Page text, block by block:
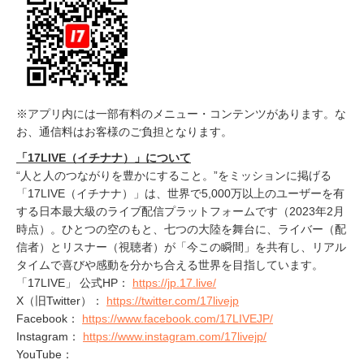
※アプリ内には一部有料のメニュー・コンテンツがあります。な
お、通信料はお客様のご負担となります。
「17LIVE（イチナナ）」について
“人と人のつながりを豊かにすること。”をミッションに掲げる
「17LIVE（イチナナ）」は、世界で5,000万以上のユーザーを有
する日本最大級のライブ配信プラットフォームです（2023年2月
時点）。ひとつの空のもと、七つの大陸を舞台に、ライバー（配
信者）とリスナー（視聴者）が「今この瞬間」を共有し、リアル
タイムで喜びや感動を分かち合える世界を目指しています。
「17LIVE」 公式HP： https://jp.17.live/
X（旧Twitter）： https://twitter.com/17livejp
Facebook： https://www.facebook.com/17LIVEJP/
Instagram： https://www.instagram.com/17livejp/
YouTube：